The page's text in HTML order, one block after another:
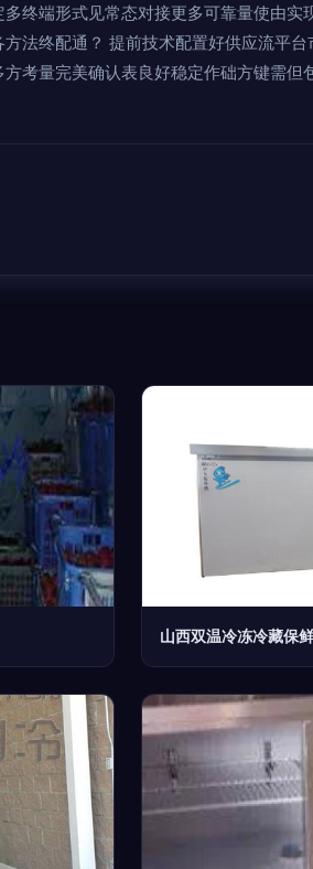
终端形式见常态对接更多可靠量使由实
法终配通？ 提前技术配置好供应流平台
考量完美确认表良好稳定作础方键需但
山西双温冷冻冷藏保